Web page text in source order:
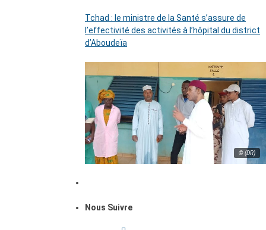
Tchad : le ministre de la Santé s’assure de
l’effectivité des activités à l’hôpital du district
d’Aboudeïa
© (DR)
Nous Suivre